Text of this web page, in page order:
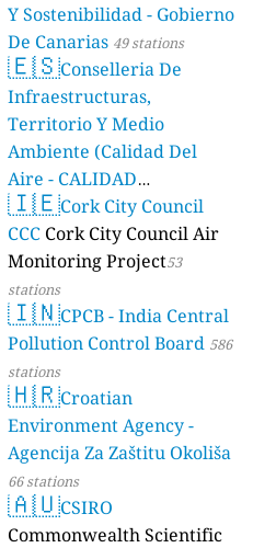
Y Sostenibilidad - Gobierno
De Canarias 49 stations
🇪🇸Conselleria De
Infraestructuras,
Territorio Y Medio
Ambiente (Calidad Del
Aire - CALIDAD
AMBIENTAL) 23 stations
🇮🇪Cork City Council
CCC Cork City Council Air
Monitoring Project53
stations
🇮🇳CPCB - India Central
Pollution Control Board 586
stations
🇭🇷Croatian
Environment Agency -
Agencija Za Zaštitu Okoliša
66 stations
🇦🇺CSIRO
Commonwealth Scientific